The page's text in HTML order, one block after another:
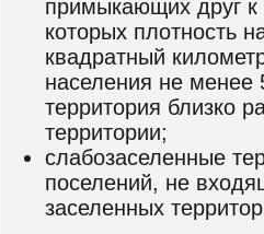
примыкающих друг к
которых плотность
квадратный
населения не менее
территория близко
территории;
слабозаселенные
поселений, не
заселенных